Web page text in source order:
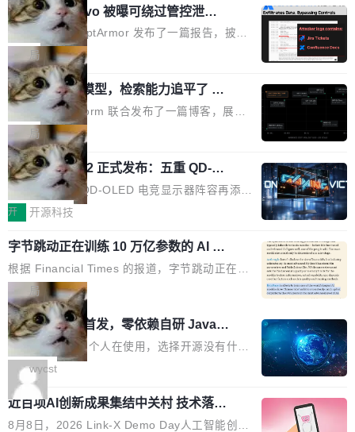
的。AI「不能替你定义什么是好，不能决定哪些
取舍可以接受」，也看不出来什么时候结果在技
术上正确、但方向完...
会发生肉眼可见的变化——长晶体、抛光、涂光
刻胶、蚀刻、离子注入、铜互联。公园中央是一
个环形路线，因为芯片制造需要把光刻流程重复
大约 60 次，每次一层。动画里简化为 4 圈。 整
个项目只有一个 HTML 文件。没有构建步骤，没
有依赖，没有网络请求。屏幕上每个形状都是 C
anvas 上纯手...
单：AOSP（Android Open Source Project）
已经死了。不是技术上死了，而是作为一个真正
的开源项目死了。Google 把越来越多的核心功
能从 AOSP 移到了闭源的 Google Play Service
s 里，设备树和内核源码被厂商锁死，你能看到
代码但你改不了，改了也刷不进去。 为什么 AO
SP 不够用了 Runarcn 列举了几条他离开 Andro
id 的具体理由： Google Pla...
Atlassian Rovo 被曝可绕过管控泄露 J
ira 和 Confluence 数据，厂商两个月没
回复
安全公司 PromptArmor 发布了一篇报告，披露
Atlassian 的 AI agent Rovo 存在严重的数据泄
露漏洞：攻击者可以通过 indirect prompt inject
ion（间接提示注入）窃取整个 Atlassian 租户内
的 Jira 工单和 Confluence 文档，全程不需要任
何人工审批。 更值得注意的是，这个漏洞在 5
月 23 日就报告给了 Atlassian，两个多月过去
了，公司除了表示"感谢"并分配了一个 case nu
mber 之外，再没有任何实质性回应。Rovo 至
今仍处于漏洞未修复状态。 攻击链路 攻击链并
不复杂。 受害者给 Rovo 提了一个正...
局
一个 4B 开源模型，检索能力追平了 G
PT-5.6 Sol，成本降到 1/100
Neon 和 Castform 联合发布了一篇博客，展示
了一个惊人的结果：一个 4B 参数的开源模型，
经过 RL 后训练之后，在检索任务上的准确率追
平了 GPT-5.6 Sol，但每次请求的成本只有对方
的 1/100。 具体来说，GPT-5.6 Sol 做一次典型
的多轮搜索请求需要超过 10 秒，端到端成本约
来说，这个速度和成本都"高得让人没法用"。而
4B 开源模型在推理速度上快了几个数量级，成
本低了两三个数量级。 问题在于，小模型开箱即
用时的检索能力确实远不如闭源前沿模型。差距
在哪？就在 RL 后训练。 从 RAG 到 agentic...
局
技嘉 GO27Q32 正式发布：五重 QD-OL
ED 面板加持，320Hz 极速与影院级画
面兼得
技嘉科技旗下 QD-OLED 电竞显示器阵容再添旗
舰新作。GO27Q32 将于 2026 年 9 月 15 日正
nta Tandem 五重发光架构为核心，为高端玩家
打造速度与画质不妥协的沉浸体验。 GO27Q32
搭载三星最新 QD-OLED 面板，采用 5 层串联
式发光结构，并装配全新 ObsidianShield 抗反
射镀膜，黑阶表现提升可达40%，并将表面硬度
由2H升級至3H，画面对比度与强度都提升的同
时还具有 320Hz 刷新率与 0.03ms GTG 灰阶响
应时间，从源头消除拖影与动态模糊。 1.突破 O
LED 画质局限，暗部细节...
开 开源科技
字节跳动正在训练 10 万亿参数的 AI 模
型
根据 Financial Times 的报道，字节跳动正在训
练一个 10 万亿参数的 AI 模型，目前处于预训练
阶段。 10 万亿是什么概念？Anthropic 目前最
大的模型 Mythos 5 约 8 万亿参数。DeepSeek
V4-Pro 是 1.6 万亿。月之暗面的 Kimi K3 是 2.
8 万亿。美团 LongCat-2.0 是 1.6 万亿。字节
跳动的这个未命名模型，直接跳到了 10 万亿。
预训练通常需要 3 到 6 个月，之后还有微调阶
段。按这个时间线，最早可能在 2026 年底或 2
局
wastnet 开源首发，零依赖自研 Java H
TTP/2 框架，性能对标 Undertow !
这个项目一直是个人在使用，选择开源没有什么
动机理由，就是想开源了，如果非要说一个，那
就是它多少弥补了国产 Java 自研 HTTP/2 框架
这块空白——放眼国产 Java 生态，能拿出手的
HTTP/2 网络框架，要么闭源，要么底层建立在
wycst
近百项AI创新成果集结中关村 技术落地
与产业迭代提速
8月8日，2026 Link-X Demo Day人工智能创新